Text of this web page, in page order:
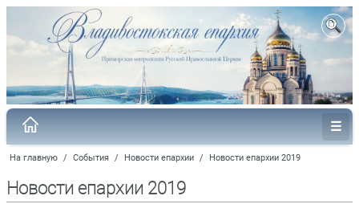
На главную / События / Новости епархии / Новости епархии 2019
Новости епархии 2019